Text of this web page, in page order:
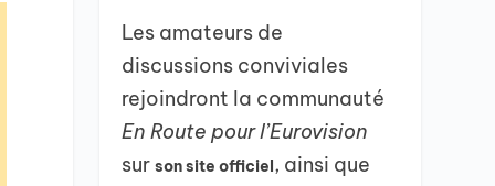
Les amateurs de
discussions conviviales
rejoindront la communauté
En Route pour l’Eurovision
surson site officiel, ainsi que